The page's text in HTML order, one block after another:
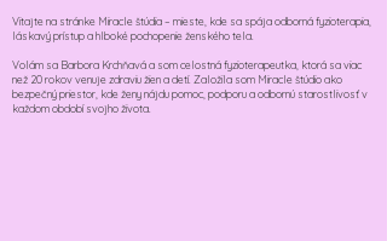
Vitajte na stránke Miracle štúdia – mieste, kde sa spája odborná fyzioterapia,
láskavý prístup a hlboké pochopenie ženského tela.
Volám sa Barbora Krchňavá a som celostná fyzioterapeutka, ktorá sa viac
než 20 rokov venuje zdraviu žien a detí. Založila som Miracle štúdio ako
bezpečný priestor, kde ženy nájdu pomoc, podporu a odbornú starostlivosť v
každom období svojho života.​